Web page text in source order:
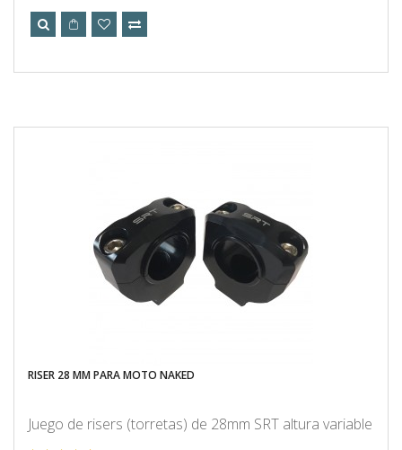
RISER 28 MM PARA MOTO NAKED
Juego de risers (torretas) de 28mm SRT altura variable